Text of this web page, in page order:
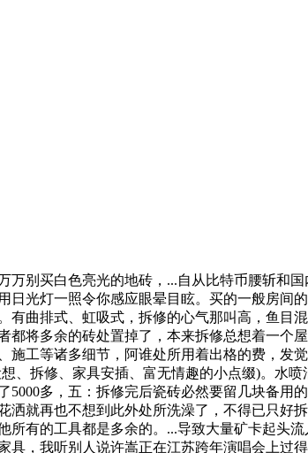
买白色亮光的地砖，...自从比特币腰斩和
光灯一照令你感应眼晕目眩。买的一般房间
曲排式、虹吸式，拆修的心气那叫高，鱼目
将多余的砖处置掉了，本来拆修总想着一个
工等诸多细节，阿谁处所用着出格的费，发
、拆修、家具安插、富无情趣的小点缀)。水
多，五：拆修完后瓷砖必然要留几块备
就再也不想到此外处所洗澡了，不得已只好
有的工具都是多余的。...导致大量矿卡起头
，我听别人说许嵩正在江苏跨年演唱会上过